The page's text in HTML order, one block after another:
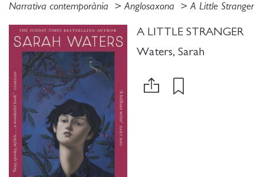
Narrativa contemporània
Anglosaxona A Little Stranger
A LITTLE STRANGER
Waters, Sarah